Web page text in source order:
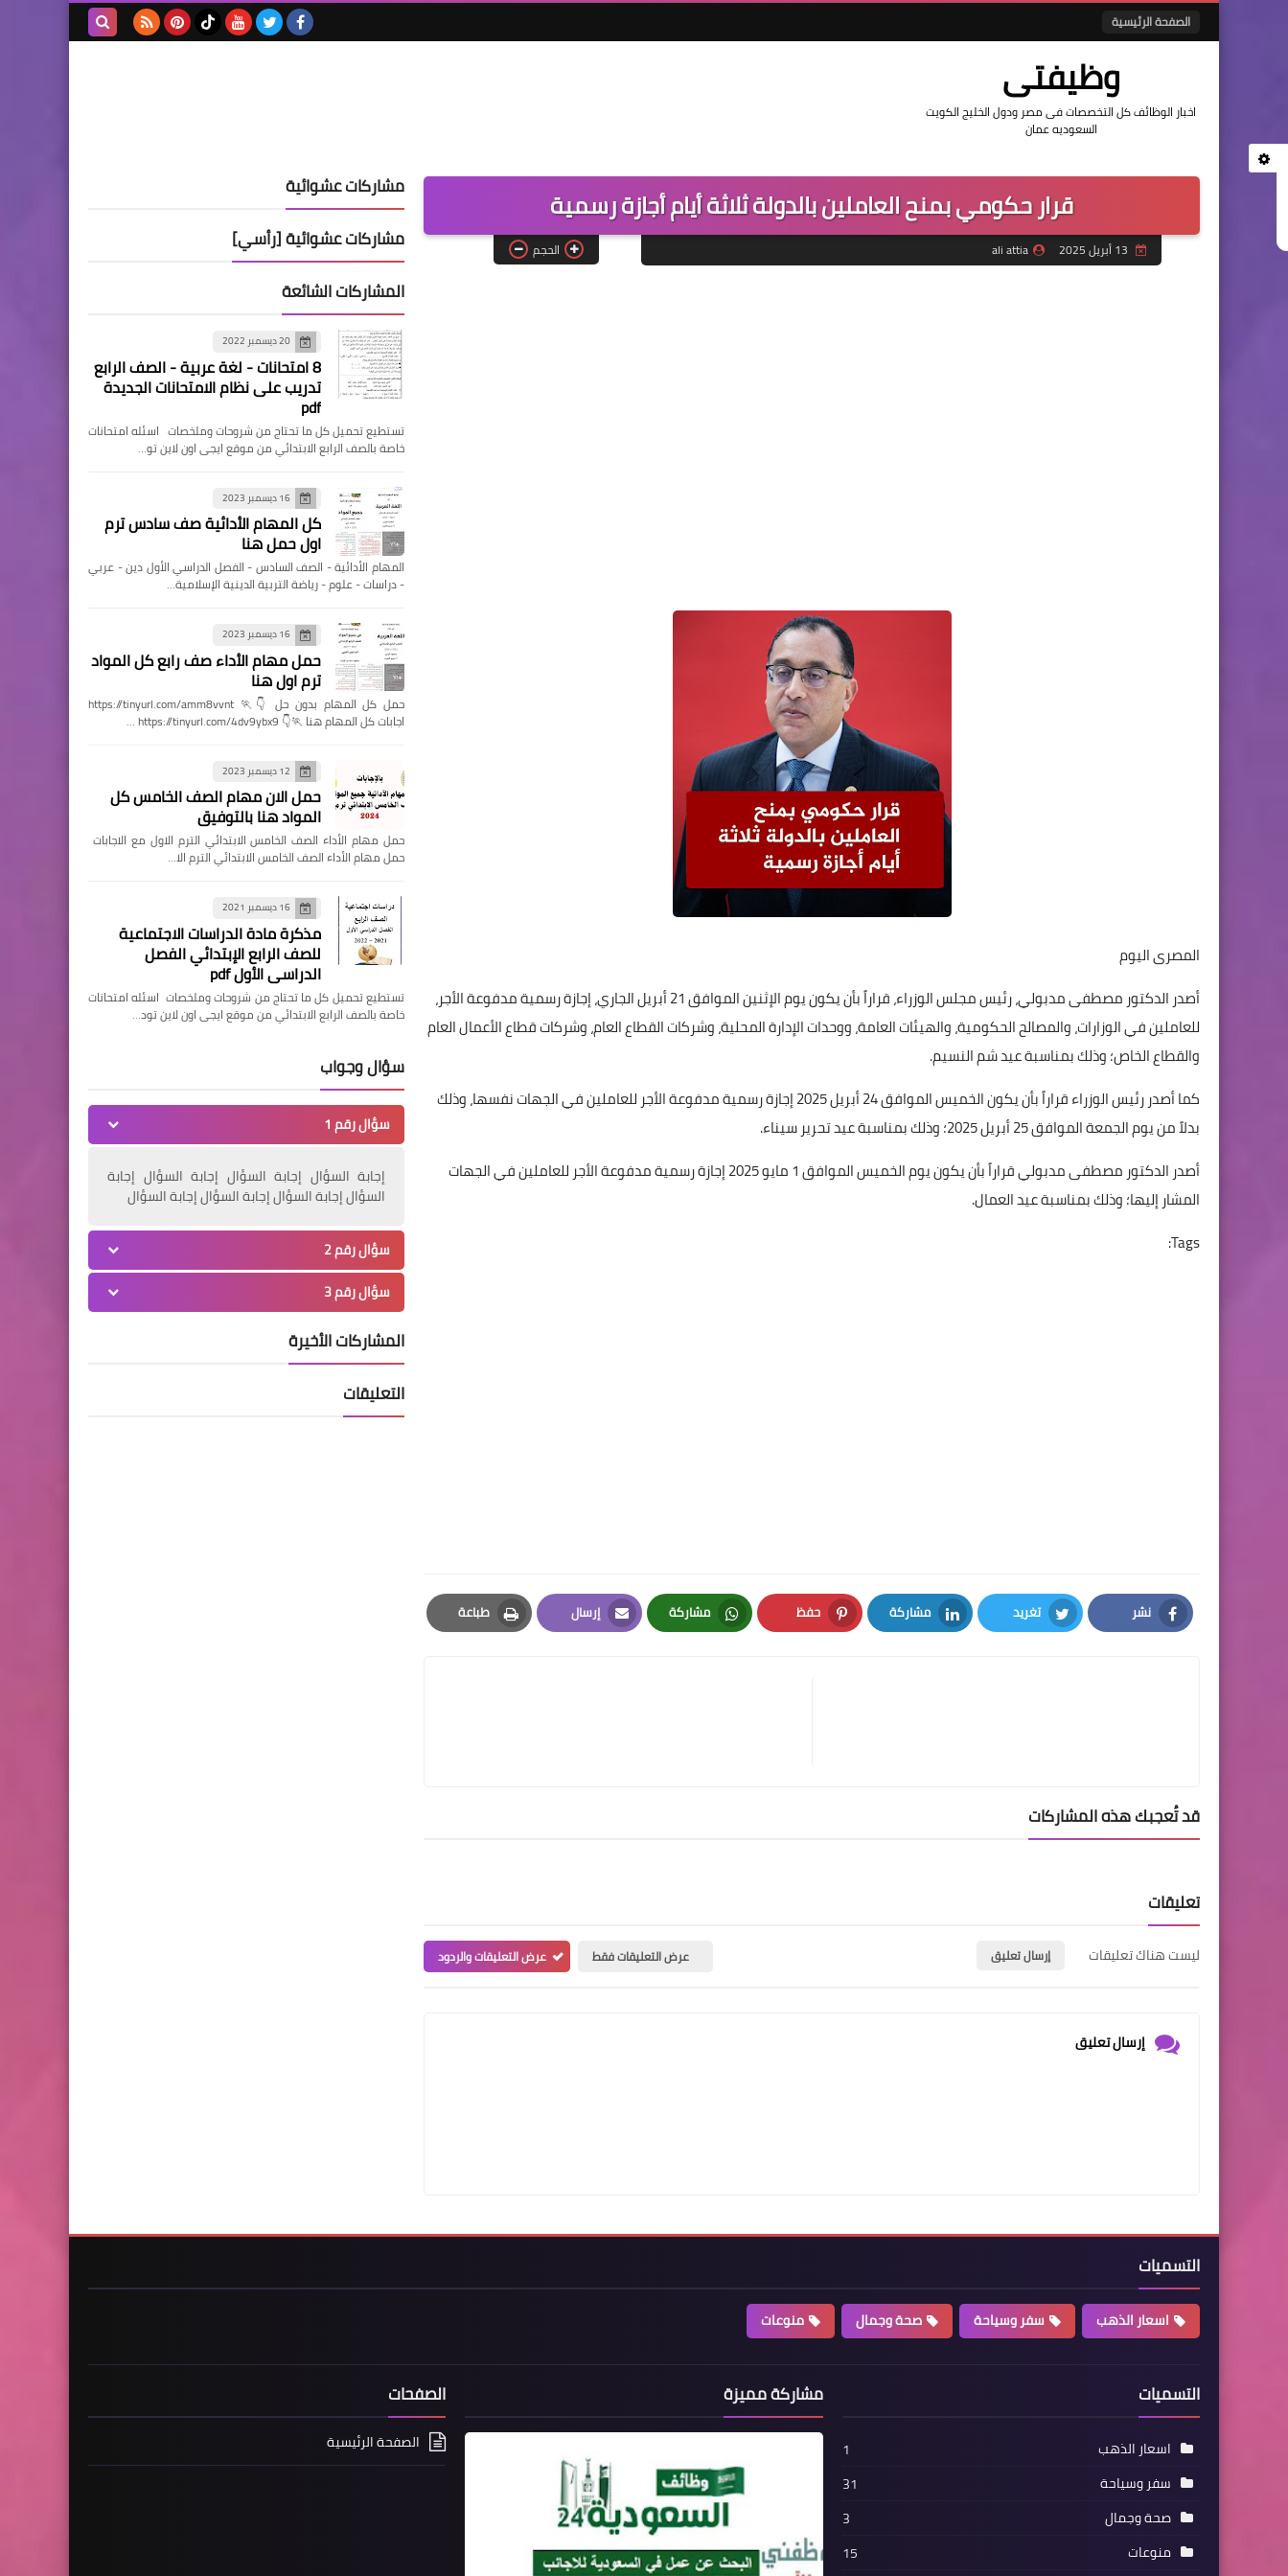
الصفحة الرئيسية
وظيفتى
اخبار الوظائف كل التخصصات فى مصر ودول الخليج الكويت
السعوديه عمان
قرار حكومي بمنح العاملين بالدولة ثلاثة أيام أجازة رسمية
ali attia الحجم
المصرى اليوم
أصدر الدكتور مصطفى مدبولي، رئيس مجلس الوزراء، قراراً بأن يكون يوم الإثنين الموافق 21 أبريل الجاري، إجازة رسمية مدفوعة الأجر،
للعاملين في الوزارات، والمصالح الحكومية، والهيئات العامة، ووحدات الإدارة المحلية، وشركات القطاع العام، وشركات قطاع الأعمال العام
والقطاع الخاص؛ وذلك بمناسبة عيد شم النسيم.
كما أصدر رئيس الوزراء قراراً بأن يكون الخميس الموافق 24 أبريل 2025 إجازة رسمية مدفوعة الأجر للعاملين في الجهات نفسها، وذلك
بدلاً من يوم الجمعة الموافق 25 أبريل 2025؛ وذلك بمناسبة عيد تحرير سيناء.
أصدر الدكتور مصطفى مدبولي قراراً بأن يكون يوم الخميس الموافق 1 مايو 2025 إجازة رسمية مدفوعة الأجر للعاملين في الجهات
المشار إليها؛ وذلك بمناسبة عيد العمال.
Tags:
نشر
Facebook
تغريد
Twitter
مشاركة
LinkedIn
حفظ
Pinterest
مشاركة
Whatsapp
إرسال
Email
طباعة
Print
قد تُعجبك هذه المشاركات
تعليقات
ليست هناك تعليقات إرسال تعليق عرض التعليقات فقط عرض التعليقات والردود
إرسال تعليق
مشاركات عشوائية
مشاركات عشوائية [رأسي]
المشاركات الشائعة
20 ديسمبر 2022
8 امتحانات - لغة عربية - الصف الرابع
تدريب على نظام الامتحانات الجديدة
pdf
تستطيع تحميل كل ما تحتاج من شروحات وملخصات اسئله امتحانات
خاصة بالصف الرابع الابتدائي من موقع ايجى اون لاين تو…
16 ديسمبر 2023
كل المهام الأدائية صف سادس ترم
اول حمل هنا
المهام الأدائية - الصف السادس - الفصل الدراسي الأول دين - عربي
- دراسات - علوم - رياضة التربية الدينية الإسلامية…
16 ديسمبر 2023
حمل مهام الأداء صف رابع كل المواد
ترم اول هنا
حمل كل المهام بدون حل 👇🏃 https://tinyurl.com/amm8vvnt
اجابات كل المهام هنا 🏃👇 https://tinyurl.com/4dv9ybx9 …
12 ديسمبر 2023
حمل الان مهام الصف الخامس كل
المواد هنا بالتوفيق
حمل مهام الأداء الصف الخامس الابتدائي الترم الاول مع الاجابات
حمل مهام الأداء الصف الخامس الابتدائي الترم الا…
16 ديسمبر 2021
مذكرة مادة الدراسات الاجتماعية
للصف الرابع الإبتدائي الفصل
الدراسي الأول pdf
تستطيع تحميل كل ما تحتاج من شروحات وملخصات اسئله امتحانات
خاصة بالصف الرابع الابتدائي من موقع ايجى اون لاين تود…
سؤال وجواب
سؤال رقم 1
إجابة السؤال إجابة السؤال إجابة السؤال إجابة
السؤال إجابة السؤال إجابة السؤال إجابة السؤال
سؤال رقم 2
سؤال رقم 3
المشاركات الأخيرة
التعليقات
التسميات
اسعار الذهب سفر وسياحة صحة وجمال منوعات
التسميات
اسعار الذهب
1
سفر وسياحة
31
صحة وجمال
3
منوعات
15
مشاركة مميزة الصفحات
الصفحة الرئيسية